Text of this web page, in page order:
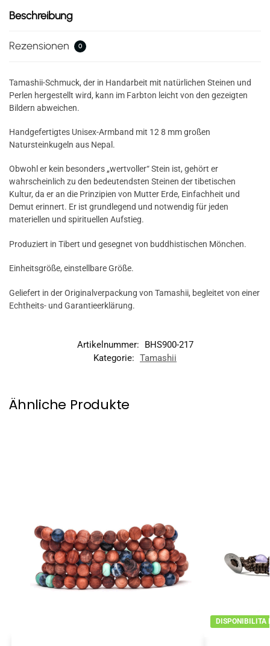
Beschreibung
Rezensionen 0
Tamashii-Schmuck, der in Handarbeit mit natürlichen Steinen und
Perlen hergestellt wird, kann im Farbton leicht von den gezeigten
Bildern abweichen.
Handgefertigtes Unisex-Armband mit 12 8 mm großen
Natursteinkugeln aus Nepal.
Obwohl er kein besonders „wertvoller“ Stein ist, gehört er
wahrscheinlich zu den bedeutendsten Steinen der tibetischen
Kultur, da er an die Prinzipien von Mutter Erde, Einfachheit und
Demut erinnert. Er ist grundlegend und notwendig für jeden
materiellen und spirituellen Aufstieg.
Produziert in Tibert und gesegnet von buddhistischen Mönchen.
Einheitsgröße, einstellbare Größe.
Geliefert in der Originalverpackung von Tamashii, begleitet von einer
Echtheits- und Garantieerklärung.
Artikelnummer:
BHS900-217
Kategorie: Tamashii
Ähnliche Produkte
DISPONIBILITA